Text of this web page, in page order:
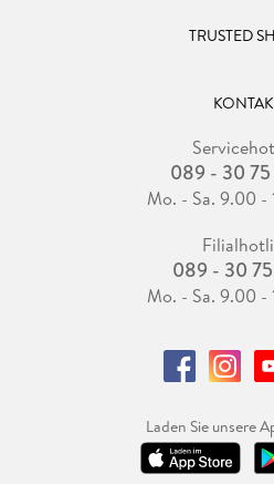
TRUSTED
089 - 30
Mo. - Sa. 9.00 -
089 - 30
Mo. - Sa. 9.00 -
Laden Sie unsere